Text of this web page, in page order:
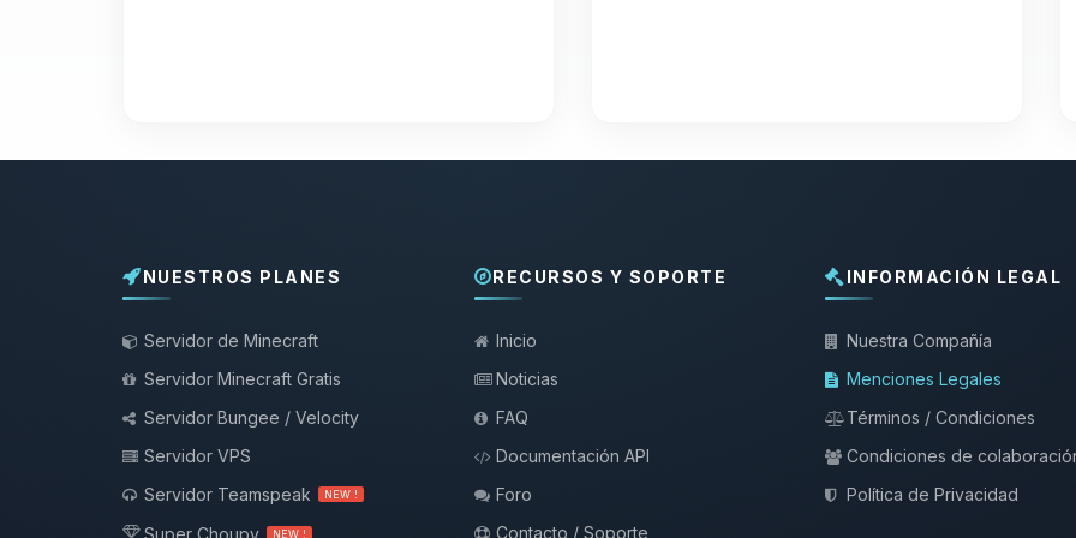
NUESTROS PLANES
Servidor de Minecraft
Servidor Minecraft Gratis
Servidor Bungee / Velocity
Servidor VPS
Servidor Teamspeak
NEW !
Super Choupy NEW !
RECURSOS Y SOPORTE
Inicio
Noticias
FAQ
Documentación API
Foro
Contacto / Soporte
INFORMACIÓN LEGAL
Nuestra Compañía
Menciones Legales
Términos / Condiciones
Condiciones de
Política de Privacidad